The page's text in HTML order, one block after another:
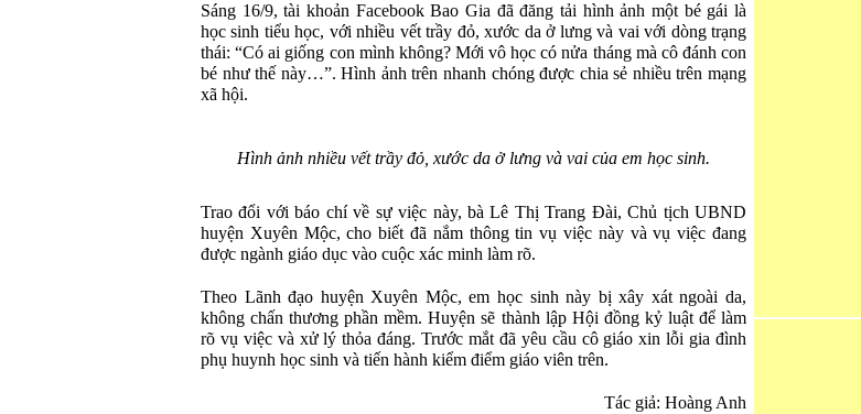
Sáng 16/9, tài khoản Facebook Bao Gia đã đăng tải hình ảnh một bé gái là
học sinh tiểu học, với nhiều vết trầy đỏ, xước da ở lưng và vai với dòng trạng
thái: “Có ai giống con mình không? Mới vô học có nửa tháng mà cô đánh con
bé như thế này…”. Hình ảnh trên nhanh chóng được chia sẻ nhiều trên mạng
xã hội.
Hình ảnh nhiều vết trầy đỏ, xước da ở lưng và vai của em học sinh.
Trao đổi với báo chí về sự việc này, bà Lê Thị Trang Đài, Chủ tịch UBND
huyện Xuyên Mộc, cho biết đã nắm thông tin vụ việc này và vụ việc đang
được ngành giáo dục vào cuộc xác minh làm rõ.
Theo Lãnh đạo huyện Xuyên Mộc, em học sinh này bị xây xát ngoài da,
không chấn thương phần mềm. Huyện sẽ thành lập Hội đồng kỷ luật để làm
rõ vụ việc và xử lý thỏa đáng. Trước mắt đã yêu cầu cô giáo xin lỗi gia đình
phụ huynh học sinh và tiến hành kiểm điểm giáo viên trên.
Tác giả: Hoàng Anh